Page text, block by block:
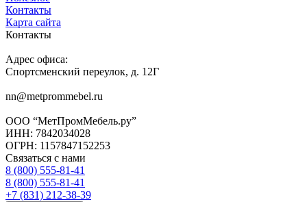
Контакты
Карта сайта
Контакты
Адрес офиса:
Спортсменский переулок, д. 12Г
nn@metprommebel.ru
ООО “МетПромМебель.ру”
ИНН: 7842034028
ОГРН: 1157847152253
Связаться с нами
8 (800) 555-81-41
8 (800) 555-81-41
+7 (831) 212-38-39